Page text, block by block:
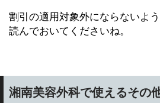
割引の適用対象外にならないよ
読んでおいてくださいね。
湘南美容外科で使えるその